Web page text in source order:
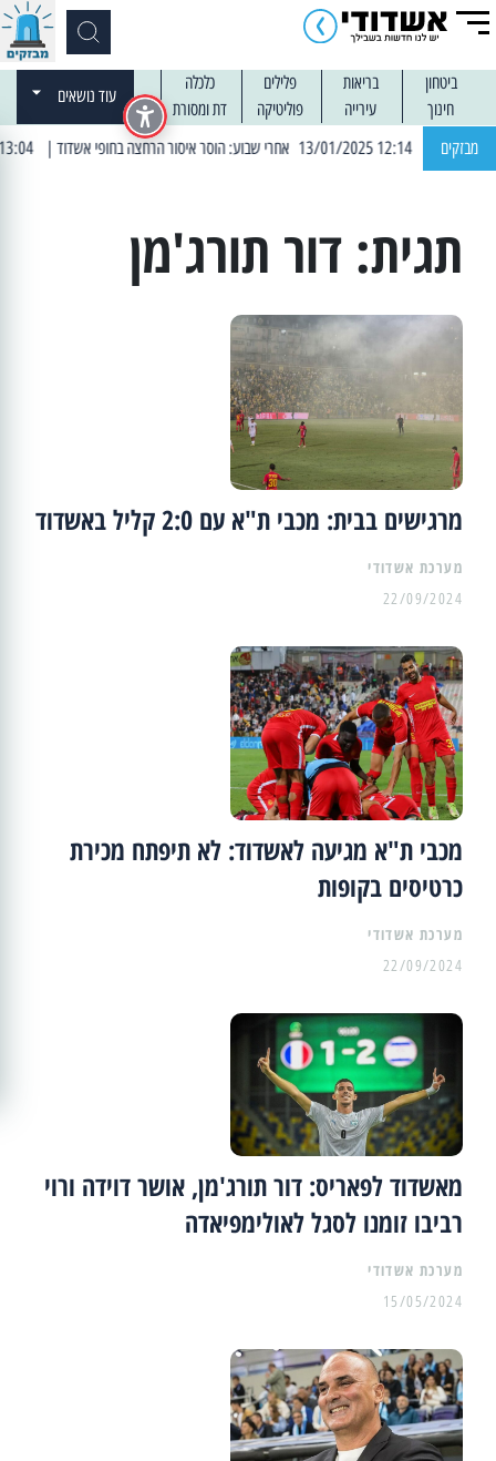
ביטחון בריאות פלילים
כלכלה
חינוך
עירייה פוליטיקה דת ומסורת
עוד נושאים
מבזקים
| 12:14 13/01/2025 אחרי שבוע: הוסר איסור הרחצה בחופי אשדוד | 13:04 14/01/2025 עובדים בלילות: עבודות קרצוף וריבוד אספלט
תגית: דור תורג'מן
מרגישים בבית: מכבי ת"א עם 2:0 קליל באשדוד
מערכת אשדודי
22/09/2024
מכבי ת"א מגיעה לאשדוד: לא תיפתח מכירת
כרטיסים בקופות
מערכת אשדודי
22/09/2024
מאשדוד לפאריס: דור תורג'מן, אושר דוידה ורוי
רביבו זומנו לסגל לאולימפיאדה
מערכת אשדודי
15/05/2024